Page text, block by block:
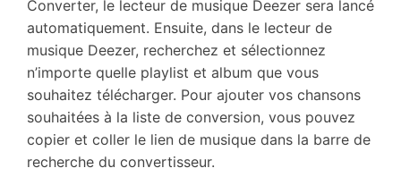
Converter, le lecteur de musique Deezer sera lancé
automatiquement. Ensuite, dans le lecteur de
musique Deezer, recherchez et sélectionnez
n’importe quelle playlist et album que vous
souhaitez télécharger. Pour ajouter vos chansons
souhaitées à la liste de conversion, vous pouvez
copier et coller le lien de musique dans la barre de
recherche du convertisseur.